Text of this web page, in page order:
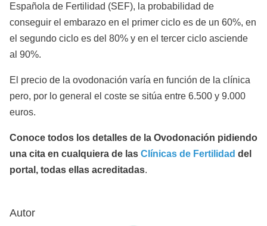
Española de Fertilidad (SEF), la probabilidad de
conseguir el embarazo en el primer ciclo es de un 60%, en
el segundo ciclo es del 80% y en el tercer ciclo asciende
al 90%.
El precio de la ovodonación varía en función de la clínica
pero, por lo general el coste se sitúa entre 6.500 y 9.000
euros.
Conoce todos los detalles de la Ovodonación pidiendo
una cita en cualquiera de las Clínicas de Fertilidad del
portal, todas ellas acreditadas.
Autor